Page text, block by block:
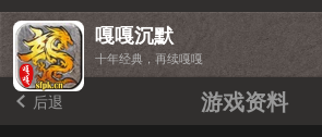
嘎嘎沉默
十年经典，再续嘎嘎
后退 游戏资料